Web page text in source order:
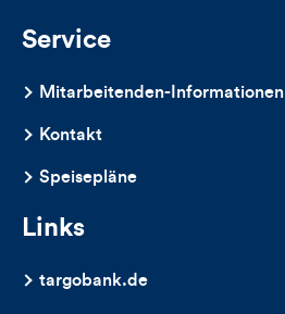
Kommentare
dieses
Artikels
Service
Mitarbeitenden-Informationen
Kontakt
Speisepläne
Links
targobank.de